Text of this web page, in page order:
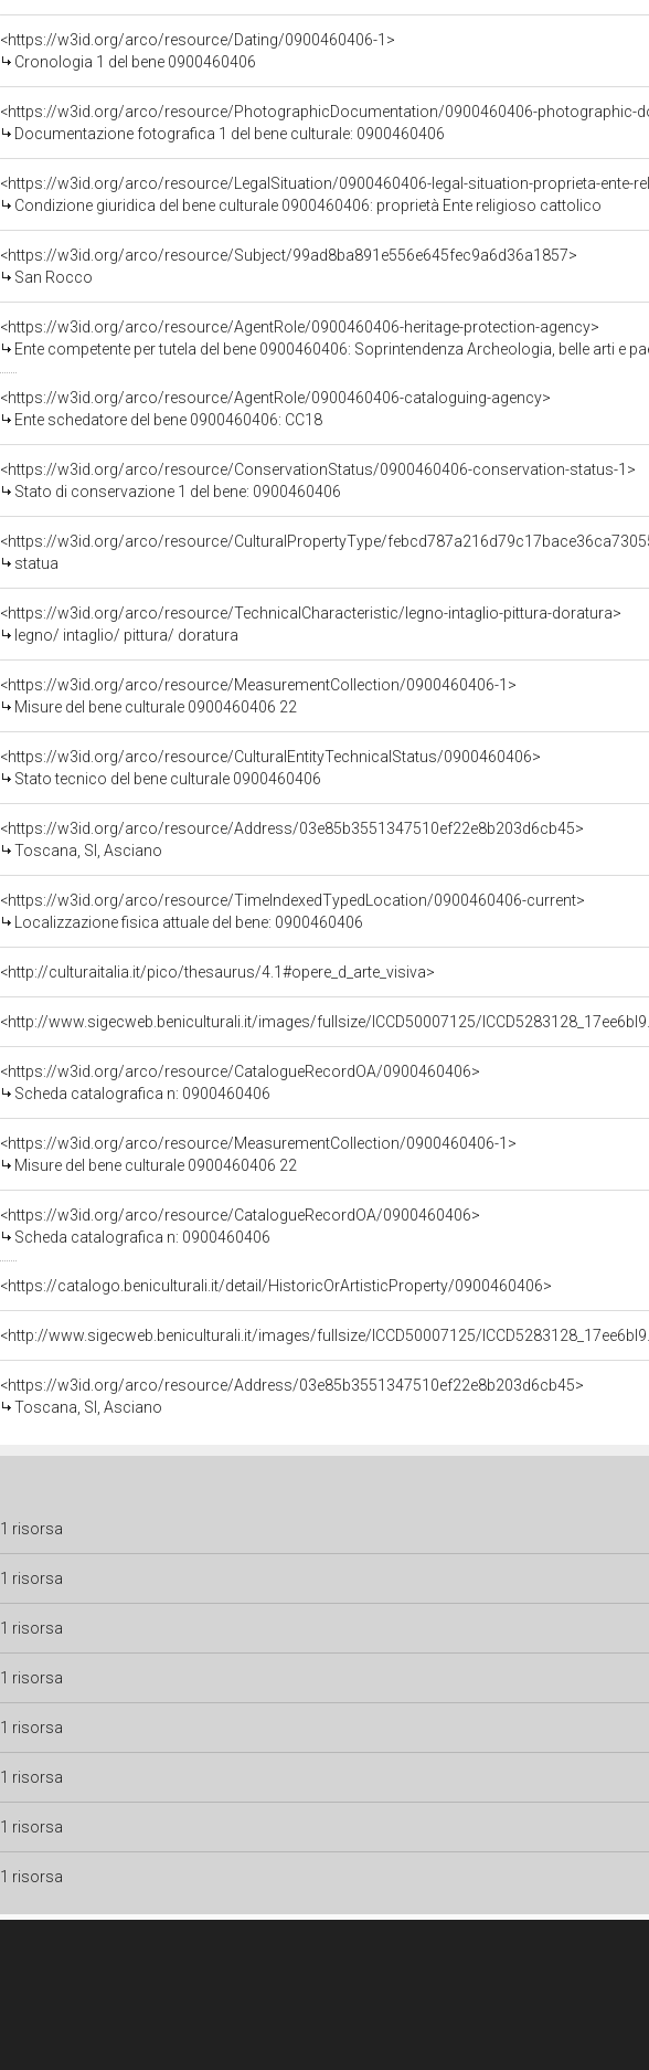
<https://w3id.org/arco/resource/Dating/0900460406-1>
Cronologia 1 del bene 0900460406
<https://w3id.org/arco/resource/PhotographicDocumentation/0900460406-photographic-
Documentazione fotografica 1 del bene culturale: 0900460406
<https://w3id.org/arco/resource/LegalSituation/0900460406-legal-situation-proprieta-ente-
Condizione giuridica del bene culturale 0900460406: proprietà Ente religioso cattolico
<https://w3id.org/arco/resource/Subject/99ad8ba891e556e645fec9a6d36a1857>
San Rocco
<https://w3id.org/arco/resource/AgentRole/0900460406-heritage-protection-agency>
Ente competente per tutela del bene 0900460406: Soprintendenza Archeologia, belle arti e
<https://w3id.org/arco/resource/AgentRole/0900460406-cataloguing-agency>
Ente schedatore del bene 0900460406: CC18
<https://w3id.org/arco/resource/ConservationStatus/0900460406-conservation-status-1>
Stato di conservazione 1 del bene: 0900460406
<https://w3id.org/arco/resource/CulturalPropertyType/
statua
<https://w3id.org/arco/resource/TechnicalCharacteristic/legno-intaglio-pittura-doratura>
legno/ intaglio/ pittura/ doratura
<https://w3id.org/arco/resource/MeasurementCollection/0900460406-1>
Misure del bene culturale 0900460406 22
<https://w3id.org/arco/resource/CulturalEntityTechnicalStatus/0900460406>
Stato tecnico del bene culturale 0900460406
<https://w3id.org/arco/resource/Address/03e85b3551347510ef22e8b203d6cb45>
Toscana, SI, Asciano
<https://w3id.org/arco/resource/TimeIndexedTypedLocation/0900460406-current>
Localizzazione fisica attuale del bene: 0900460406
<http://culturaitalia.it/pico/thesaurus/4.1#opere_d_arte_visiva>
<http://www.sigecweb.beniculturali.it/images/fullsize/ICCD50007125/
<https://w3id.org/arco/resource/CatalogueRecordOA/0900460406>
Scheda catalografica n: 0900460406
<https://w3id.org/arco/resource/MeasurementCollection/0900460406-1>
Misure del bene culturale 0900460406 22
<https://w3id.org/arco/resource/CatalogueRecordOA/0900460406>
Scheda catalografica n: 0900460406
<https://catalogo.beniculturali.it/detail/HistoricOrArtisticProperty/0900460406>
<http://www.sigecweb.beniculturali.it/images/fullsize/ICCD50007125/
<https://w3id.org/arco/resource/Address/03e85b3551347510ef22e8b203d6cb45>
Toscana, SI, Asciano
1 risorsa
1 risorsa
1 risorsa
1 risorsa
1 risorsa
1 risorsa
1 risorsa
1 risorsa